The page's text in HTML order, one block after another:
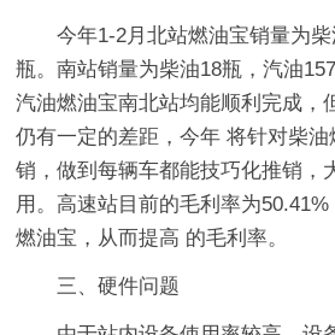
今年1-2月北站燃油宝销量为
瓶。南站销量为柴油18瓶，汽油
汽油燃油宝南北站均能顺利完成，
仍有一定的差距，今年 将针对柴
销，做到每辆车都能技巧化推销，
用。高速站目前的毛利率为
燃油宝，从而提高 的毛利率。
三、硬件问题